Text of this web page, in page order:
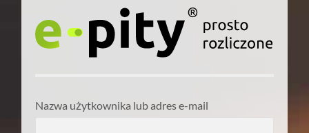
Nazwa użytkownika lub adres e-mail